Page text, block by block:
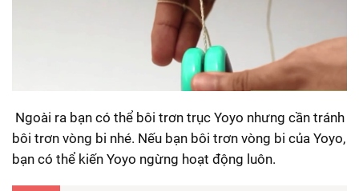
Ngoài ra bạn có thể bôi trơn trục Yoyo nhưng cần tránh
bôi trơn vòng bi nhé. Nếu bạn bôi trơn vòng bi của Yoyo,
bạn có thể kiến Yoyo ngừng hoạt động luôn.